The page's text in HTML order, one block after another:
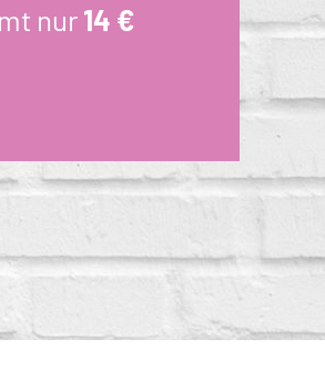
nur14 €